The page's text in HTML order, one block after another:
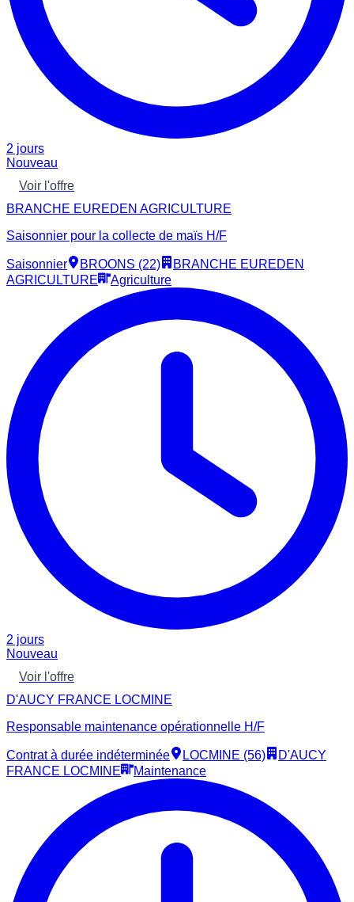
2 jours
Nouveau
Voir l'offre
BRANCHE EUREDEN AGRICULTURE
Saisonnier pour la collecte de maïs H/F
Saisonnier BROONS (22)
BRANCHE EUREDEN
AGRICULTURE
Agriculture
2 jours
Nouveau
Voir l'offre
D'AUCY FRANCE LOCMINE
Responsable maintenance opérationnelle H/F
Contrat à durée indéterminée LOCMINE (56)
D'AUCY
FRANCE LOCMINE
Maintenance